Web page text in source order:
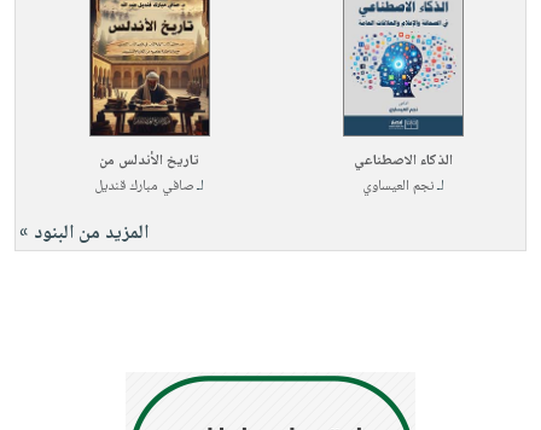
الذكاء الاصطناعي
لـنجم العيساوي
تاريخ الأندلس من
لـصافي مبارك قنديل
المزيد من البنود »